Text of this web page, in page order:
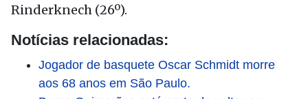
Rinderknech (26º).
Notícias relacionadas:
Jogador de basquete Oscar Schmidt morre
aos 68 anos em São Paulo.